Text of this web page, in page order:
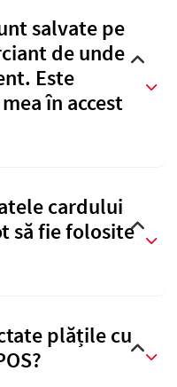
salvate pe
de unde
Este
în accest
cardului
să fie folosite
plățile cu